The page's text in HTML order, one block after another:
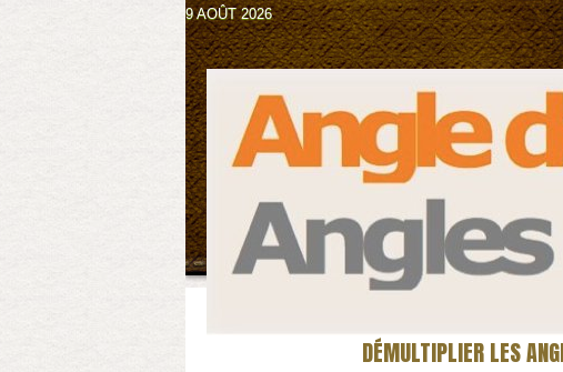
9 AOÛT 2026
DÉMULTIPLIER LES